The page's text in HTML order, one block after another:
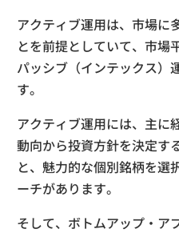
アクティブ運用は、市場に
とを前提としていて、市場
パッシブ（インテックス）
す。
アクティブ運用には、主に
動向から投資方針を決定す
と、魅力的な個別銘柄を選
ーチがあります。
そして、ボトムアップ・ア